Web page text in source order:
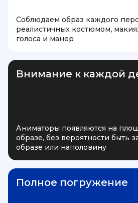
Соблюдаем образ каждого
реалистичных костюмом,
голоса и манер
Внимание к каждой
Аниматоры появляются на
образе, без вероятности быть
образе или наполовину
Полное погружение